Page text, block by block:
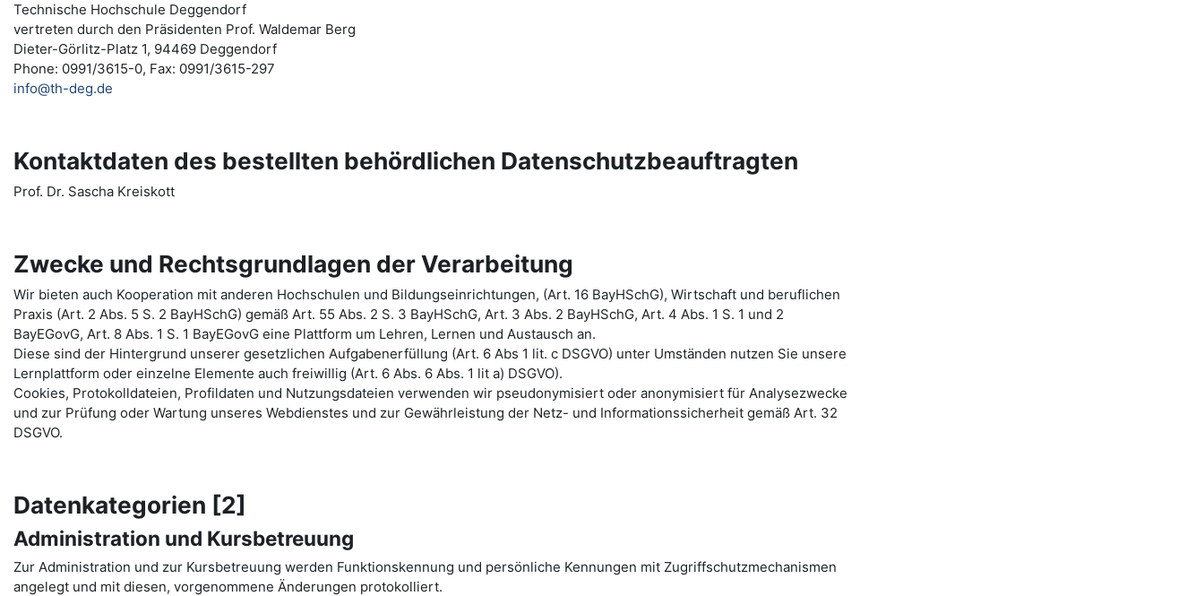
Technische Hochschule Deggendorf
vertreten durch den Präsidenten Prof. Waldemar Berg
Dieter-Görlitz-Platz 1, 94469 Deggendorf
Phone: 0991/3615-0, Fax: 0991/3615-297
info@th-deg.de
Kontaktdaten des bestellten behördlichen Datenschutzbeauftragten
Prof. Dr. Sascha Kreiskott
Zwecke und Rechtsgrundlagen der Verarbeitung
Wir bieten auch Kooperation mit anderen Hochschulen und Bildungseinrichtungen, (Art. 16 BayHSchG), Wirtschaft und beruflichen
Praxis (Art. 2 Abs. 5 S. 2 BayHSchG) gemäß Art. 55 Abs. 2 S. 3 BayHSchG, Art. 3 Abs. 2 BayHSchG, Art. 4 Abs. 1 S. 1 und 2
BayEGovG, Art. 8 Abs. 1 S. 1 BayEGovG eine Plattform um Lehren, Lernen und Austausch an.
Diese sind der Hintergrund unserer gesetzlichen Aufgabenerfüllung (Art. 6 Abs 1 lit. c DSGVO) unter Umständen nutzen Sie unsere
Lernplattform oder einzelne Elemente auch freiwillig (Art. 6 Abs. 6 Abs. 1 lit a) DSGVO).
Cookies, Protokolldateien, Profildaten und Nutzungsdateien verwenden wir pseudonymisiert oder anonymisiert für Analysezwecke
und zur Prüfung oder Wartung unseres Webdienstes und zur Gewährleistung der Netz- und Informationssicherheit gemäß Art. 32
DSGVO.
Datenkategorien [2]
Administration und Kursbetreuung
Zur Administration und zur Kursbetreuung werden Funktionskennung und persönliche Kennungen mit Zugriffschutzmechanismen
angelegt und mit diesen, vorgenommene Änderungen protokolliert.